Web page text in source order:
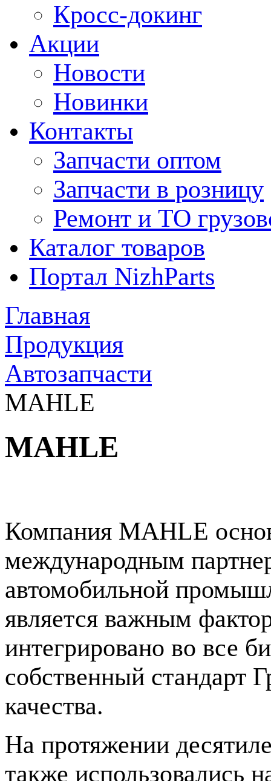
Кросс-докинг
Акции
Новости
Новинки
Контакты
Запчасти оптом
Запчасти в розницу
Ремонт и ТО
Каталог товаров
Портал NizhParts
Главная
Продукция
Автозапчасти
MAHLE
MAHLE
Компания MAHLE
международным
автомобильной
является важным
интегрировано во все
собственный стандарт
качества.
На протяжении
также использовались